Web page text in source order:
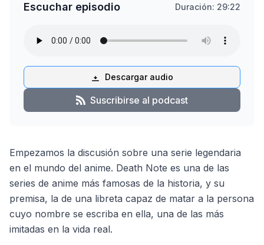
Escuchar episodio Duración: 29:22
Descargar audio
Suscribirse al podcast
Empezamos la discusión sobre una serie legendaria
en el mundo del anime. Death Note es una de las
series de anime más famosas de la historia, y su
premisa, la de una libreta capaz de matar a la persona
cuyo nombre se escriba en ella, una de las más
imitadas en la vida real.